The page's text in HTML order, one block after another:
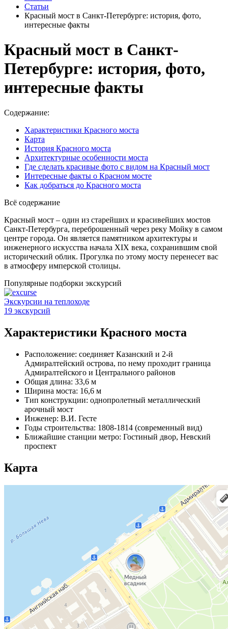
Статьи
​Красный мост в Санкт-Петербурге: история, фото,
интересные факты
​Красный мост в Санкт-
Петербурге: история, фото,
интересные факты
Содержание:
Характеристики Красного моста
Карта
История Красного моста
Архитектурные особенности моста
Где сделать красивые фото с видом на Красный мост
Интересные факты о Красном мосте
Как добраться до Красного моста
Всё содержание
Красный мост – один из старейших и красивейших мостов
Санкт-Петербурга, переброшенный через реку Мойку в самом
центре города. Он является памятником архитектуры и
инженерного искусства начала XIX века, сохранившим свой
исторический облик. Прогулка по этому мосту перенесет вас
в атмосферу имперской столицы.
Популярные подборки экскурсий
Экскурсии на теплоходе
19 экскурсий
Характеристики Красного моста
Расположение: соединяет Казанский и 2-й
Адмиралтейский острова, по нему проходит граница
Адмиралтейского и Центрального районов
Общая длина: 33,6 м
Ширина моста: 16,6 м
Тип конструкции: однопролетный металлический
арочный мост
Инженер: В.И. Гесте
Годы строительства: 1808-1814 (современный вид)
Ближайшие станции метро: Гостиный двор, Невский
проспект
Карта